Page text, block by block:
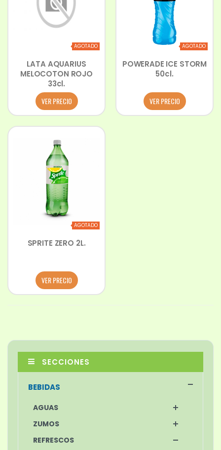
AGOTADO
LATA AQUARIUS
MELOCOTON ROJO
33cl.
VER PRECIO
AGOTADO
POWERADE ICE STORM
50cl.
VER PRECIO
AGOTADO
SPRITE ZERO 2L.
VER PRECIO
SECCIONES
BEBIDAS
AGUAS
ZUMOS
REFRESCOS